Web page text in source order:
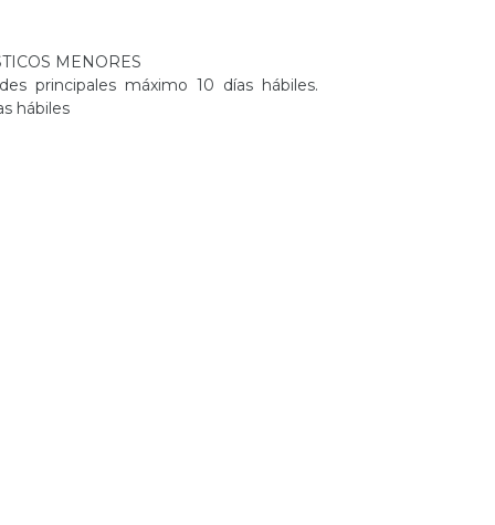
MENORES
principales máximo 10 días hábiles.
hábiles